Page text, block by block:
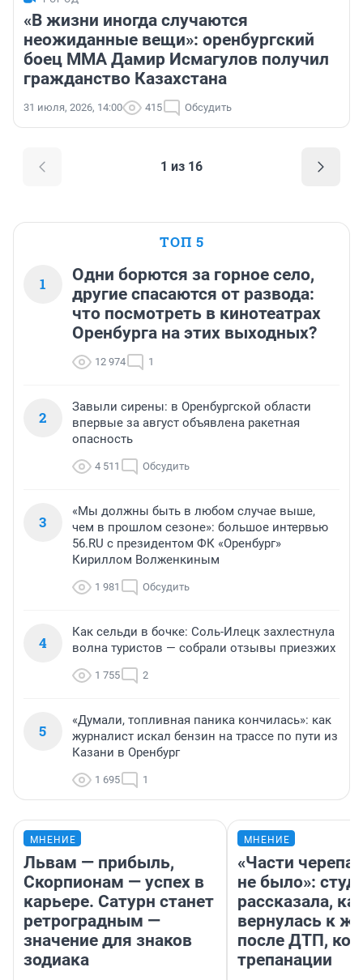
«В жизни иногда случаются
неожиданные вещи»: оренбургский
боец ММА Дамир Исмагулов получил
гражданство Казахстана
31 июля, 2026, 14:00 415 Обсудить
1 из 16
ТОП 5
1
Одни борются за горное село,
другие спасаются от развода:
что посмотреть в кинотеатрах
Оренбурга на этих выходных?
12 974 1
2
Завыли сирены: в Оренбургской области
впервые за август объявлена ракетная
опасность
4 511 Обсудить
3
«Мы должны быть в любом случае выше,
чем в прошлом сезоне»: большое интервью
56.RU с президентом ФК «Оренбург»
Кириллом Волженкиным
1 981 Обсудить
4
Как сельди в бочке: Соль-Илецк захлестнула
волна туристов — собрали отзывы приезжих
1 755 2
5
«Думали, топливная паника кончилась»: как
журналист искал бензин на трассе по пути из
Казани в Оренбург
1 695 1
МНЕНИЕ
Львам — прибыль,
Скорпионам — успех в
карьере. Сатурн станет
ретроградным —
значение для знаков
зодиака
МНЕНИЕ
«Части черепа
не было»:
рассказала,
вернулась к
после ДТП,
трепанации